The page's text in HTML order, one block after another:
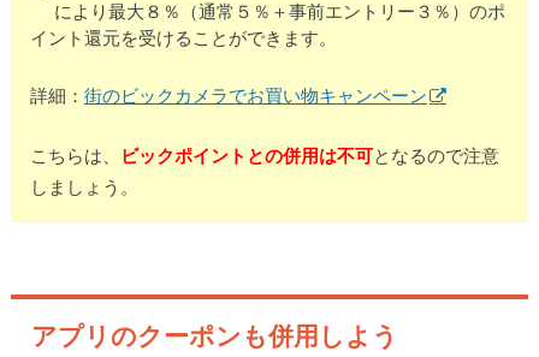
により最大８％（通常５％＋事前エントリー３％）のポ
イント還元を受けることができます。
詳細： 街のビックカメラでお買い物キャンペーン
こちらは、 ビックポイントとの併用は不可となるので注意
しましょう。
アプリのクーポンも併用しよう